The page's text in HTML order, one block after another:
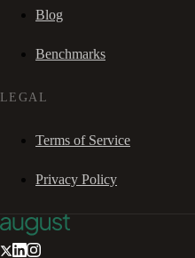
Blog
Benchmarks
LEGAL
Terms of Service
Privacy Policy